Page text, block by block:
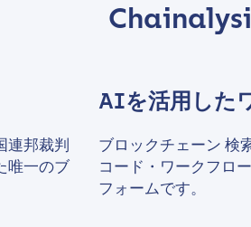
連邦裁判
唯一のブ
AIを活用した
ブロックチェーン 検
コード・ワークフロ
フォームです。
Name